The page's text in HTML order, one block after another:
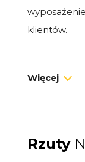
klientów.
która łączy
nie wymaga
funkcjonuje
Więcej
Rzuty